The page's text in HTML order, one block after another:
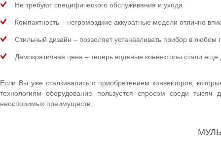
Не требуют специфического обслуживания и ухода
Компактность – негромоздкие аккуратные модели отлично
Стильный дизайн – позволяет устанавливать прибор в
Демократичная цена – теперь водяные конвекторы стали
Если Вы уже сталкивались с приобретением конвекторов,
технологиям оборудование пользуется спросом среди
неоспоримых преимуществ.